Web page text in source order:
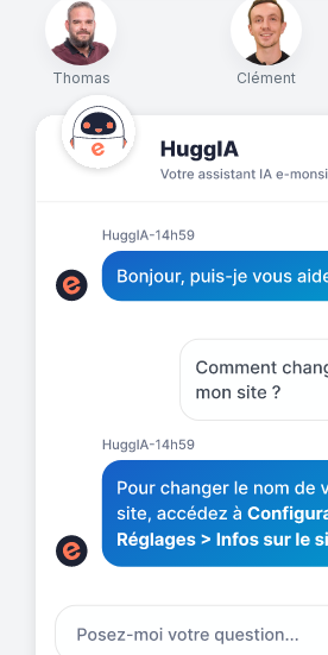
Thomas Clément